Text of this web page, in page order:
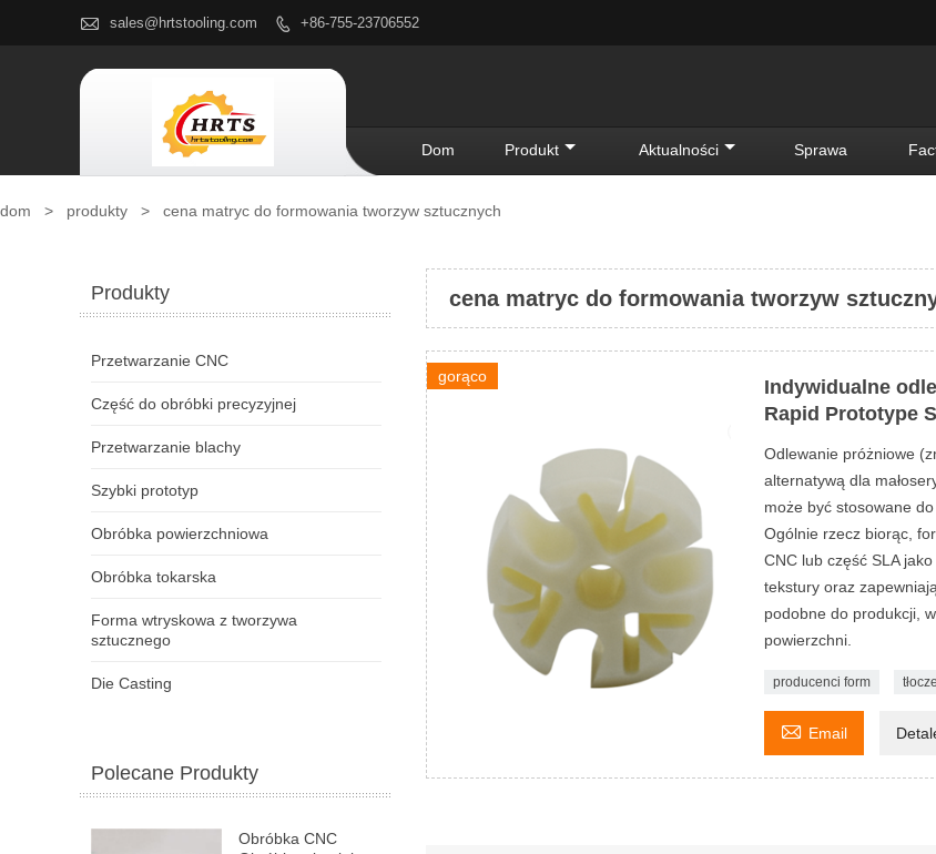
 sales@hrtstooling.com  +86-755-23706552
Dom Produkt Aktualności Sprawa
dom > produkty > cena matryc do formowania tworzyw sztucznych
cena matryc do formowania tworzyw
gorąco
Indywidualne
Rapid Prototype
Odlewanie próżniowe
alternatywą dla
może być stosowane
Ogólnie rzecz biorąc,
CNC lub część SLA
tekstury oraz
podobne do produkcji,
powierzchni.
producenci form
 Email
Produkty
Przetwarzanie CNC
Część do obróbki precyzyjnej
Przetwarzanie blachy
Szybki prototyp
Obróbka powierzchniowa
Obróbka tokarska
Forma wtryskowa z tworzywa
sztucznego
Die Casting
Polecane Produkty
Obróbka CNC